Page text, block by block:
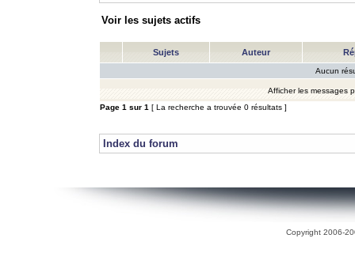
Voir les sujets actifs
Sujets Auteur
Aucun
Afficher les messages
Page 1 sur 1 [ La recherche a trouvée 0 résultats ]
Index du forum
Copyright 2006-